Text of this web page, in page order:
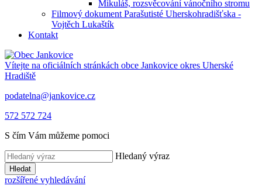
Mikuláš, rozsvěcování vánočního stromu
Filmový dokument Parašutisté Uherskohradišťska -
Vojtěch Lukaštík
Kontakt
Vítejte na oficiálních stránkách obce Jankovice okres Uherské
Hradiště
podatelna@jankovice.cz
572 572 724
S čím Vám můžeme pomoci
Hledaný výraz
Hledat
rozšířené vyhledávání